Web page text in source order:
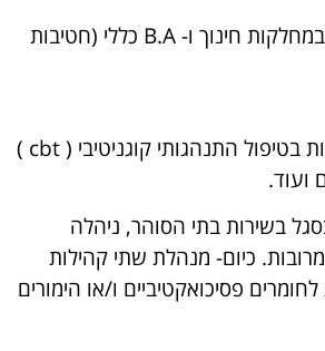
תואר ראשון (B.A.) משולב, הפקולטה למדעי הרוח והחברה במחלקות חינוך ו- B.A כללי (חטיבות
בעלת ניסיון רב באבחון וטיפול במגוון גישות טיפוליות. התמחות בטיפול התנהגותי קוגניטיבי ( cbt )
ועוד.
בשירות בתי הסוהר, ניהלה
כיום- מנהלת שתי קהילות
פסיכואקטיביים ו/או הימורים